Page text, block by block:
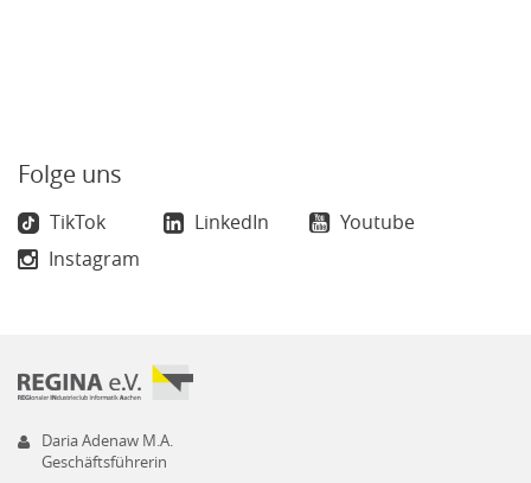
Folge uns
TikTok LinkedIn
Youtube
Instagram
Daria Adenaw M.A.
Geschäftsführerin